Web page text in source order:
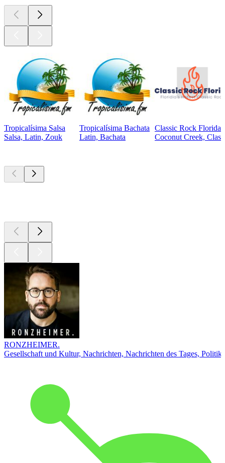
Tropicalísima Salsa
Salsa, Latin, Zouk
Tropicalísima Bachata
Latin, Bachata
Classic Rock Florida
Coconut Creek,
RONZHEIMER.
Gesellschaft und Kultur, Nachrichten, Nachrichten des Tages, Politik